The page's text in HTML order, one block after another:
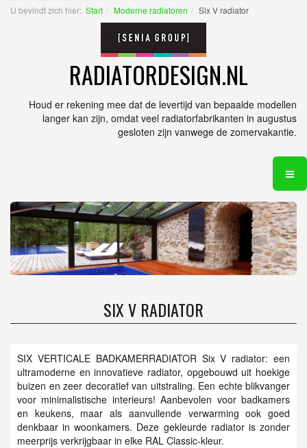
U bevindt zich hier: Start Moderne radiatoren Six V radiator
RADIATORDESIGN.NL
Houd er rekening mee dat de levertijd van bepaalde modellen
langer kan zijn, omdat veel radiatorfabrikanten in augustus
gesloten zijn vanwege de zomervakantie.
SIX V RADIATOR
SIX VERTICALE BADKAMERRADIATOR Six V radiator: een
ultramoderne en innovatieve radiator, opgebouwd uit hoekige
buizen en zeer decoratief van uitstraling. Een echte blikvanger
voor minimalistische interieurs! Aanbevolen voor badkamers
en keukens, maar als aanvullende verwarming ook goed
denkbaar in woonkamers. Deze gekleurde radiator is zonder
meerprijs verkrijgbaar in elke RAL Classic-kleur.